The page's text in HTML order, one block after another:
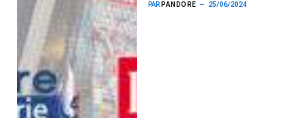
PAR PANDORE 25/06/2024